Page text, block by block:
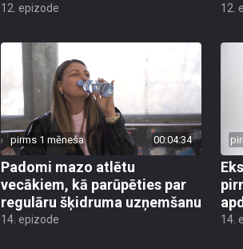
12. epizode 12.
pirms 1 mēneša 00:04:34
Padomi mazo atlētu
vecākiem, kā parūpēties par
regulāru šķidruma uzņemšanu
14. epizode 14.